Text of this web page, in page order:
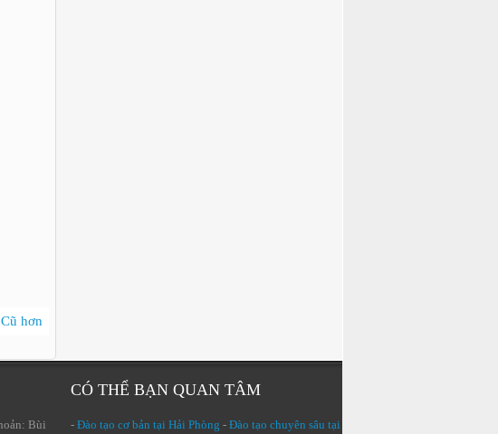
hơn
Bùi
CÓ THỂ BẠN QUAN TÂM
- Đào tạo cơ bản tại Hải Phòng - Đào tạo chuyên sâu tại